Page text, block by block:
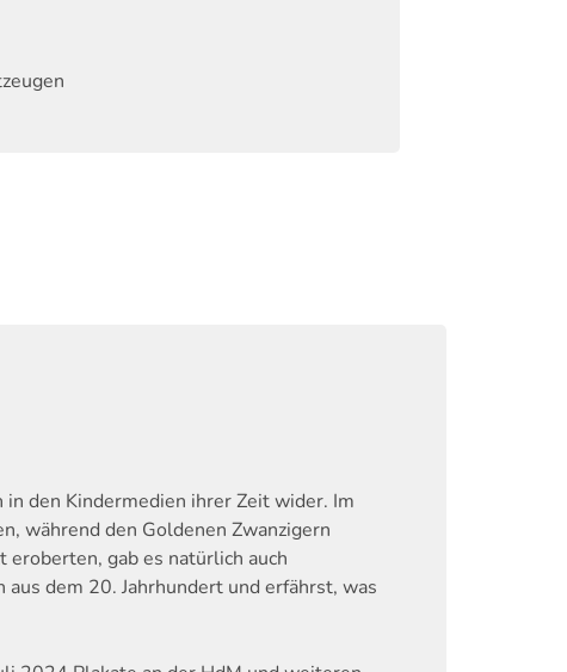
den Kindermedien ihrer Zeit wider. Im
während den Goldenen Zwanzigern
gab es natürlich auch
dem 20. Jahrhundert und erfährst, was